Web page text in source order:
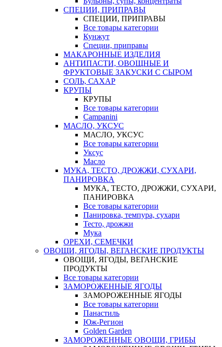
СПЕЦИИ, ПРИПРАВЫ
СПЕЦИИ, ПРИПРАВЫ
Все товары категории
Кунжут
Специи, приправы
МАКАРОННЫЕ ИЗДЕЛИЯ
АНТИПАСТИ, ОВОЩНЫЕ И
ФРУКТОВЫЕ ЗАКУСКИ С СЫРОМ
СОЛЬ, САХАР
КРУПЫ
КРУПЫ
Все товары категории
Campanini
МАСЛО, УКСУС
МАСЛО, УКСУС
Все товары категории
Уксус
Масло
МУКА, ТЕСТО, ДРОЖЖИ, СУХАРИ,
ПАНИРОВКА
МУКА, ТЕСТО, ДРОЖЖИ, СУХАРИ,
ПАНИРОВКА
Все товары категории
Панировка, темпура, сухари
Тесто, дрожжи
Мука
ОРЕХИ, СЕМЕЧКИ
ОВОЩИ, ЯГОДЫ, ВЕГАНСКИЕ ПРОДУКТЫ
ОВОЩИ, ЯГОДЫ, ВЕГАНСКИЕ
ПРОДУКТЫ
Все товары категории
ЗАМОРОЖЕННЫЕ ЯГОДЫ
ЗАМОРОЖЕННЫЕ ЯГОДЫ
Все товары категории
Панастиль
Юж-Регион
Golden Garden
ЗАМОРОЖЕННЫЕ ОВОЩИ, ГРИБЫ